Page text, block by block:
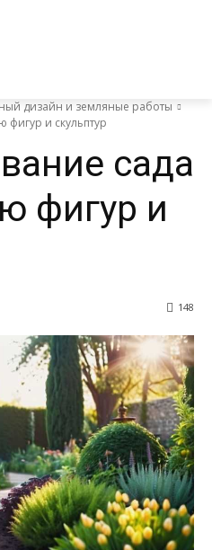
дизайн и земляные работы
и скульптур
сада
фигур и
148